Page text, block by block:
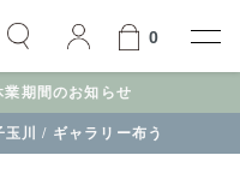
0
期間のお知らせ
川 / ギャラリー布う